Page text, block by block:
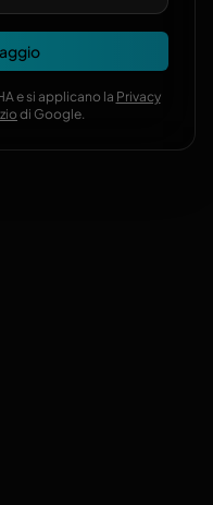
e si applicano la Privacy
di Google.